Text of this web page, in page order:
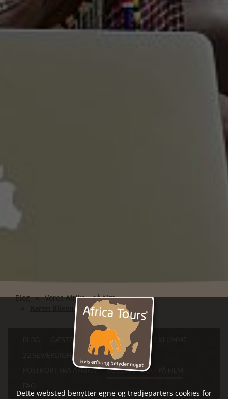
Blog
Vores Afrika - på film
Karen Blixen Camp - Game drive
GÆSTERNE FORTÆLLER
FINN'S KLUMME
22 SEVÆRDIGHEDER I CAPE TOWN
POSTKORT FRA AFRIKA
VORES AFRIKA - PÅ FILM
Dette websted benytter egne og tredjeparters cookies for